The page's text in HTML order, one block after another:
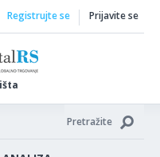
Registrujte se Prijavite se
Pretražite